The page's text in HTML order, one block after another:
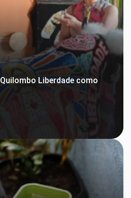
Liberdade como